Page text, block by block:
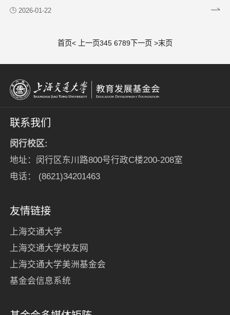
2026-01-22
首页< 上一页345 6789 下一页 >末页
联系我们
闵行校区:
地址：闵行区东川路800号行政C楼200-208室
电话： (8621)34201463
友情链接
上海交通大学
上海交通大学校友网
上海交通大学美洲基金会
基金会信息系统